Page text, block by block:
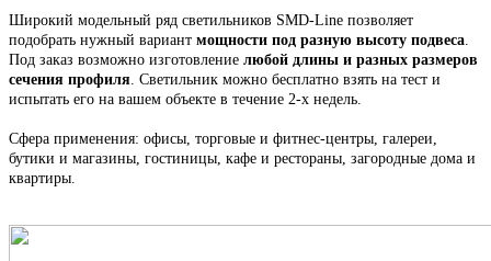
Широкий модельный ряд светильников SMD-Line позволяет
подобрать нужный вариант мощности под разную высоту подвеса.
Под заказ возможно изготовление любой длины и разных размеров
сечения профиля. Светильник можно бесплатно взять на тест и
испытать его на вашем объекте в течение 2-х недель.
Сфера применения: офисы, торговые и фитнес-центры, галереи,
бутики и магазины, гостиницы, кафе и рестораны, загородные дома и
квартиры.